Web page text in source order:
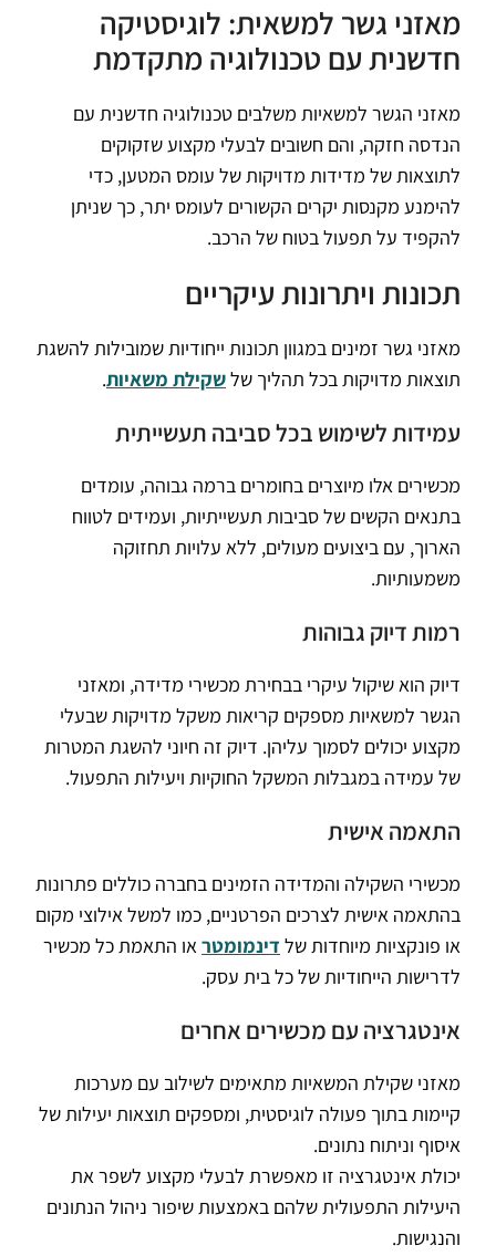
מאזני גשר למשאית: לוגיסטיקה
חדשנית עם טכנולוגיה מתקדמת
מאזני הגשר למשאיות משלבים טכנולוגיה חדשנית עם
הנדסה חזקה, והם חשובים לבעלי מקצוע שזקוקים
לתוצאות של מדידות מדויקות של עומס המטען, כדי
להימנע מקנסות יקרים הקשורים לעומס יתר, כך שניתן
להקפיד על תפעול בטוח של הרכב.
תכונות ויתרונות עיקריים
מאזני גשר זמינים במגוון תכונות ייחודיות שמובילות להשגת
תוצאות מדויקות בכל תהליך שלשקילת משאיות.
עמידות לשימוש בכל סביבה תעשייתית
מכשירים אלו מיוצרים בחומרים ברמה גבוהה, עומדים
בתנאים הקשים של סביבות תעשייתיות, ועמידים לטווח
הארוך, עם ביצועים מעולים, ללא עלויות תחזוקה
משמעותיות.
רמות דיוק גבוהות
דיוק הוא שיקול עיקרי בבחירת מכשירי מדידה, ומאזני
הגשר למשאיות מספקים קריאות משקל מדויקות שבעלי
מקצוע יכולים לסמוך עליהן. דיוק זה חיוני להשגת המטרות
של עמידה במגבלות המשקל החוקיות ויעילות התפעול.
התאמה אישית
מכשירי השקילה והמדידה הזמינים בחברה כוללים פתרונות
בהתאמה אישית לצרכים הפרטניים, כמו למשל אילוצי מקום
או פונקציות מיוחדות של דינמומטראו התאמת כל מכשיר
לדרישות הייחודיות של כל בית עסק.
אינטגרציה עם מכשירים אחרים
מאזני שקילת המשאיות מתאימים לשילוב עם מערכות
קיימות בתוך פעולה לוגיסטית, ומספקים תוצאות יעילות של
איסוף וניתוח נתונים.
יכולת אינטגרציה זו מאפשרת לבעלי מקצוע לשפר את
היעילות התפעולית שלהם באמצעות שיפור ניהול הנתונים
והנגישות.